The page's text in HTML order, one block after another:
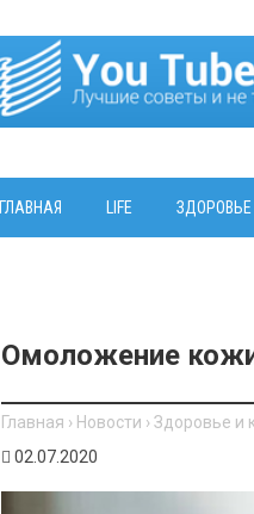
ГЛАВНАЯ LIFE ЗДОРОВЬЕ
Омоложение
Главная › Новости › Здоровье и
02.07.2020